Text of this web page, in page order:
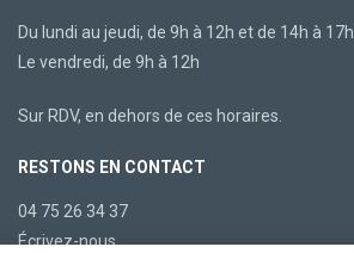
Du lundi au jeudi, de 9h à 12h et de 14h à 17h
Le vendredi, de 9h à 12h
Sur RDV, en dehors de ces horaires.
RESTONS EN CONTACT
04 75 26 34 37
Écrivez-nous